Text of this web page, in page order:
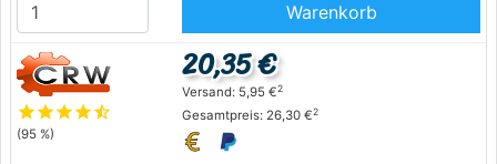
Warenkorb
starstarstarstarstar_half
(95 %)
20,35 €
Versand: 5,95 €2
Gesamtpreis: 26,30 €2